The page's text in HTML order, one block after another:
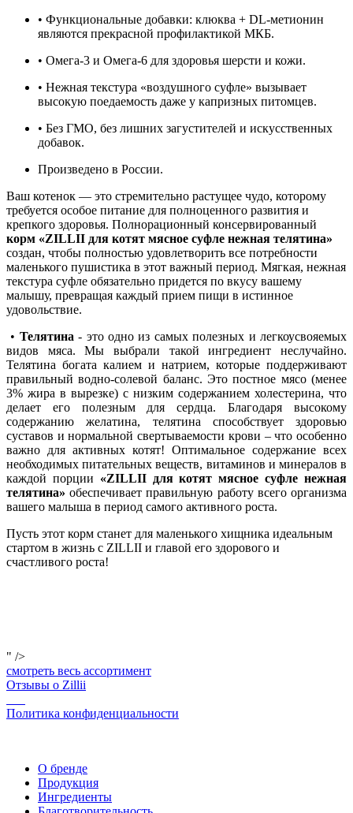
• Функциональные добавки: клюква + DL-метионин
являются прекрасной профилактикой МКБ.
• Омега-3 и Омега-6 для здоровья шерсти и кожи.
• Нежная текстура «воздушного суфле» вызывает
высокую поедаемость даже у капризных питомцев.
• Без ГМО, без лишних загустителей и искусственных
добавок.
Произведено в России.
Ваш котенок — это стремительно растущее чудо, которому
требуется особое питание для полноценного развития и
крепкого здоровья. Полнорационный консервированный
корм «ZILLII для котят мясное суфле нежная телятина»
создан, чтобы полностью удовлетворить все потребности
маленького пушистика в этот важный период. Мягкая, нежная
текстура суфле обязательно придется по вкусу вашему
малышу, превращая каждый прием пищи в истинное
удовольствие.
• Телятина - это одно из самых полезных и легкоусвояемых
видов мяса. Мы выбрали такой ингредиент неслучайно.
Телятина богата калием и натрием, которые поддерживают
правильный водно-солевой баланс. Это постное мясо (менее
3% жира в вырезке) с низким содержанием холестерина, что
делает его полезным для сердца. Благодаря высокому
содержанию желатина, телятина способствует здоровью
суставов и нормальной свертываемости крови – что особенно
важно для активных котят! Оптимальное содержание всех
необходимых питательных веществ, витаминов и минералов в
каждой порции «ZILLII для котят мясное суфле нежная
телятина» обеспечивает правильную работу всего организма
вашего малыша в период самого активного роста.
Пусть этот корм станет для маленького хищника идеальным
стартом в жизнь с ZILLII и главой его здорового и
счастливого роста!
" />
смотреть весь ассортимент
Отзывы о Zillii
Политика конфиденциальности
О бренде
Продукция
Ингредиенты